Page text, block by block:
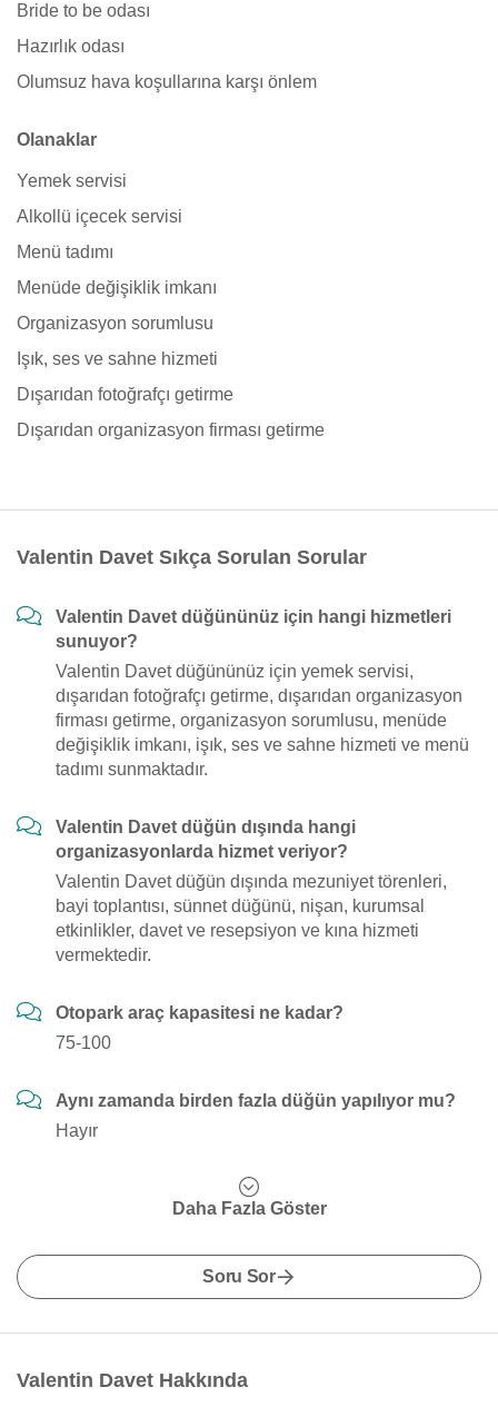
Bride to be odası
Hazırlık odası
Olumsuz hava koşullarına karşı önlem
Olanaklar
Yemek servisi
Alkollü içecek servisi
Menü tadımı
Menüde değişiklik imkanı
Organizasyon sorumlusu
Işık, ses ve sahne hizmeti
Dışarıdan fotoğrafçı getirme
Dışarıdan organizasyon firması getirme
Valentin Davet Sıkça Sorulan Sorular
Valentin Davet düğününüz için hangi hizmetleri
sunuyor?
Valentin Davet düğününüz için yemek servisi,
dışarıdan fotoğrafçı getirme, dışarıdan organizasyon
firması getirme, organizasyon sorumlusu, menüde
değişiklik imkanı, işık, ses ve sahne hizmeti ve menü
tadımı sunmaktadır.
Valentin Davet düğün dışında hangi
organizasyonlarda hizmet veriyor?
Valentin Davet düğün dışında mezuniyet törenleri,
bayi toplantısı, sünnet düğünü, nişan, kurumsal
etkinlikler, davet ve resepsiyon ve kına hizmeti
vermektedir.
Otopark araç kapasitesi ne kadar?
75-100
Aynı zamanda birden fazla düğün yapılıyor mu?
Hayır
Daha Fazla Göster
Soru Sor
Valentin Davet Hakkında